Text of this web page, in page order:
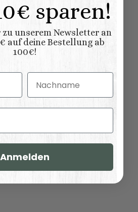
gewachst
gebürstet
Konfigurator
cm
verfügbar
sparen!
zu unserem Newsletter an
auf deine Bestellung ab
100€!
Nachname
Anmelden